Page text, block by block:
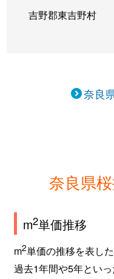
吉野郡東吉野村
奈良
奈良県
m2単価推移
m2単価の推移を表した
過去1年間や5年とい